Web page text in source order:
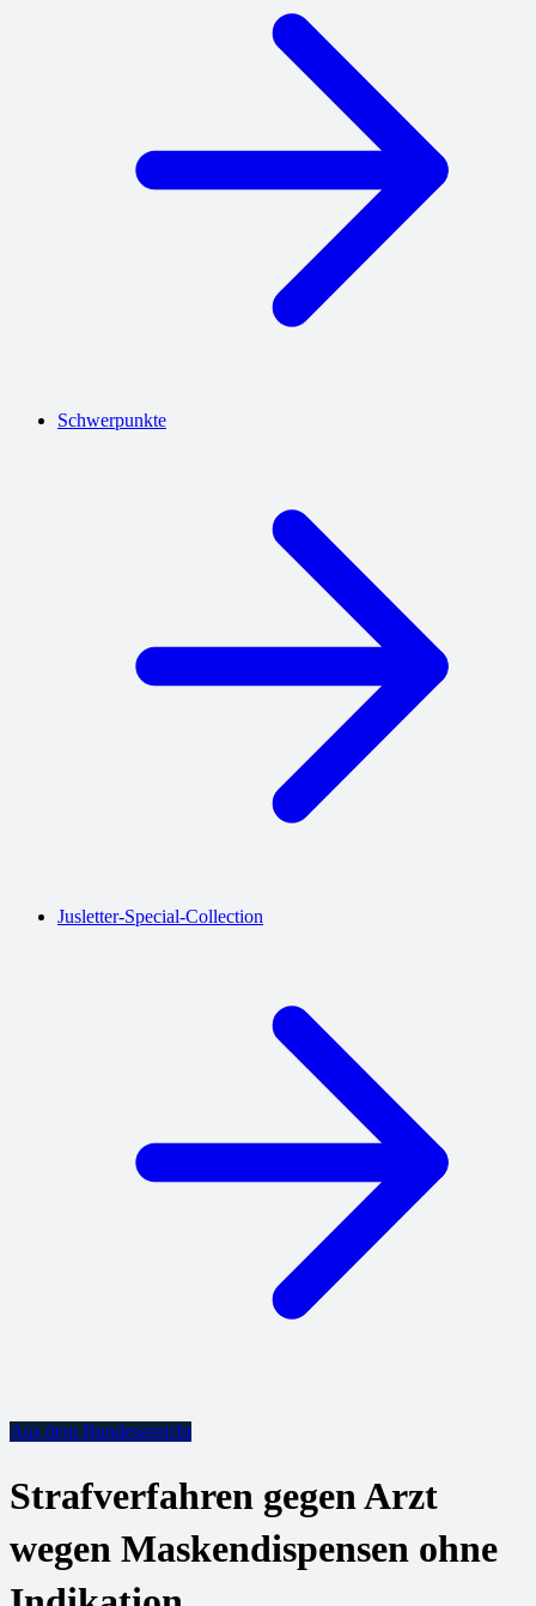
Schwerpunkte
Jusletter-Special-Collection
Aus dem Bundesgericht
Strafverfahren gegen Arzt
wegen Maskendispensen ohne